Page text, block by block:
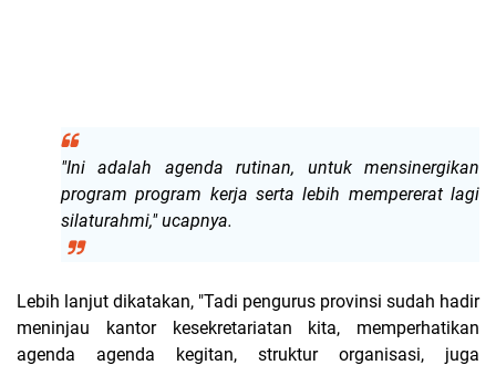
"Ini adalah agenda rutinan, untuk mensinergikan
program program kerja serta lebih mempererat lagi
silaturahmi," ucapnya.
Lebih lanjut dikatakan, "Tadi pengurus provinsi sudah hadir
meninjau kantor kesekretariatan kita, memperhatikan
agenda agenda kegitan, struktur organisasi, juga